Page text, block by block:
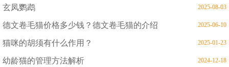
玄凤鹦鹉 2025-08-03
德文卷毛猫价格多少钱？德文卷毛猫的介绍 2025-06-10
猫咪的胡须有什么作用？ 2025-01-23
幼龄猫的管理方法解析 2024-12-18